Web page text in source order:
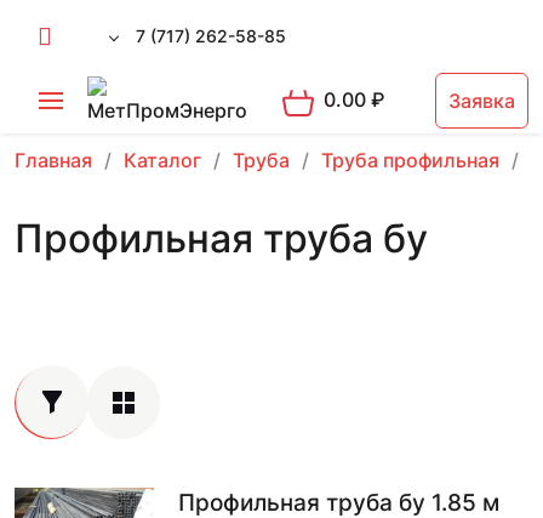
7 (717) 262-58-85
0.00₽ Заявка
Главная Каталог Труба Труба профильная
Профильная труба бу
Профильная труба бу 1.85 м